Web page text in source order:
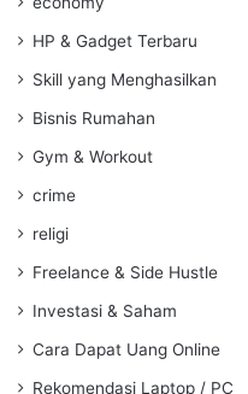
HP & Gadget Terbaru
Skill yang Menghasilkan
Bisnis Rumahan
Gym & Workout
crime
religi
Freelance & Side Hustle
Investasi & Saham
Cara Dapat Uang Online
Rekomendasi Laptop / PC